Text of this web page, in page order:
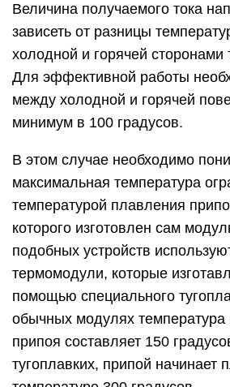
Величина получаемого тока
зависеть от разницы
холодной и горячей сторонами
Для эффективной работы
между холодной и горячей
минимум в 100 градусов.
В этом случае необходимо
максимальная температура
температурой плавления
которого изготовлен сам
подобных устройств
термомодули, которые
помощью специального
обычных модулях температура
припоя составляет 150
тугоплавких, припой начинает